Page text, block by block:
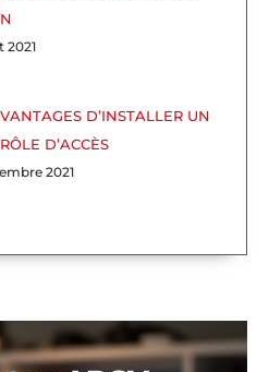
2021
D’INSTALLER UN
D’ACCÈS
2021